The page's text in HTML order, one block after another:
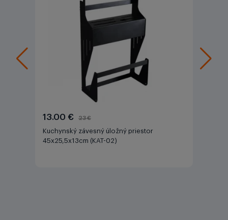
13.00 € 23 €
Kuchynský závesný úložný priestor
45x25,5x13cm (KAT-02)